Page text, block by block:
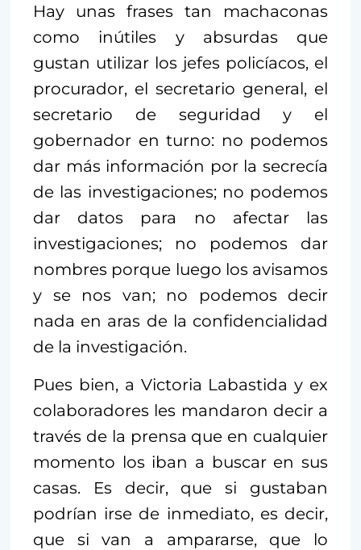
Hay unas frases tan machaconas
como inútiles y absurdas que
gustan utilizar los jefes policíacos, el
procurador, el secretario general, el
secretario de seguridad y el
gobernador en turno: no podemos
dar más información por la secrecía
de las investigaciones; no podemos
dar datos para no afectar las
investigaciones; no podemos dar
nombres porque luego los avisamos
y se nos van; no podemos decir
nada en aras de la confidencialidad
de la investigación.
Pues bien, a Victoria Labastida y ex
colaboradores les mandaron decir a
través de la prensa que en cualquier
momento los iban a buscar en sus
casas. Es decir, que si gustaban
podrían irse de inmediato, es decir,
que si van a ampararse, que lo